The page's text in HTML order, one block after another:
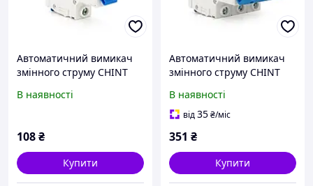
Автоматичний вимикач
змінного струму CHINT
В наявності
108₴
Купити
Автоматичний вимикач
змінного струму CHINT
В наявності
від35₴/міс
351 ₴
Купити